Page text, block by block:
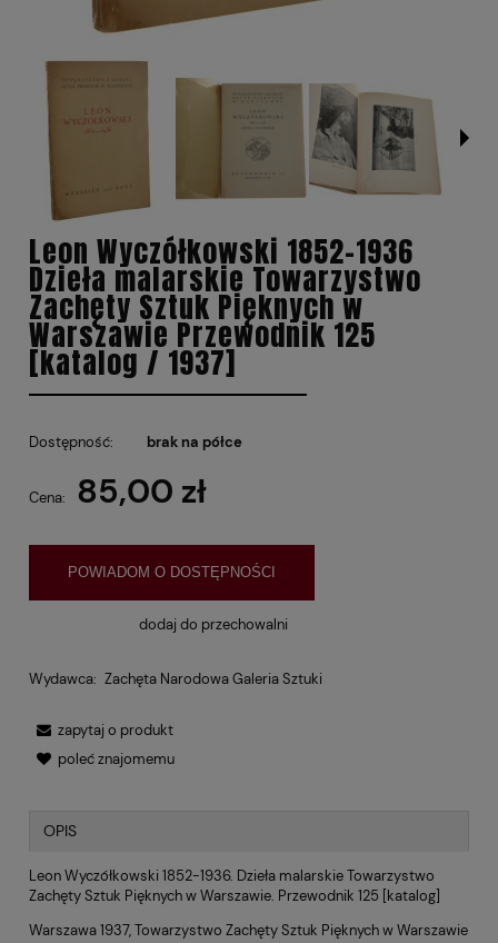
Leon Wyczółkowski 1852-1936
Dzieła malarskie Towarzystwo
Zachęty Sztuk Pięknych w
Warszawie Przewodnik 125
[katalog / 1937]
Dostępność: brak na półce
Cena: 85,00 zł
POWIADOM O DOSTĘPNOŚCI
dodaj do przechowalni
Wydawca: Zachęta Narodowa Galeria Sztuki
zapytaj o produkt
poleć znajomemu
OPIS
Leon Wyczółkowski 1852-1936. Dzieła malarskie Towarzystwo
Zachęty Sztuk Pięknych w Warszawie. Przewodnik 125 [katalog]
Warszawa 1937, Towarzystwo Zachęty Sztuk Pięknych w Warszawie